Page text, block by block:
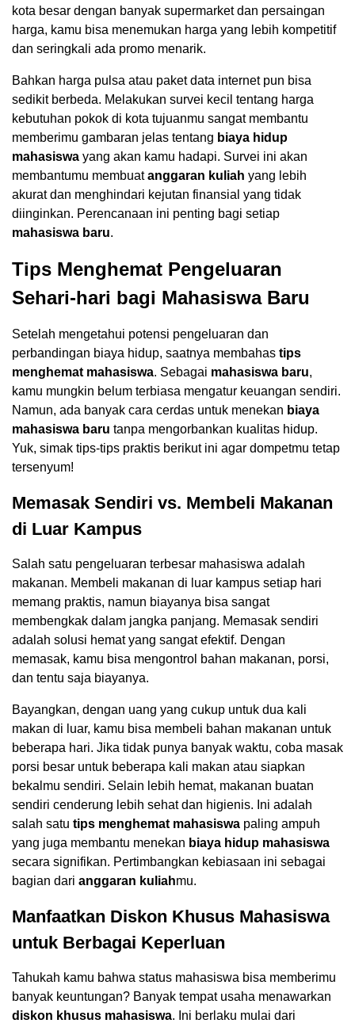
kota besar dengan banyak supermarket dan persaingan
harga, kamu bisa menemukan harga yang lebih kompetitif
dan seringkali ada promo menarik.
Bahkan harga pulsa atau paket data internet pun bisa
sedikit berbeda. Melakukan survei kecil tentang harga
kebutuhan pokok di kota tujuanmu sangat membantu
memberimu gambaran jelas tentang biaya hidup
mahasiswa yang akan kamu hadapi. Survei ini akan
membantumu membuatanggaran kuliah yang lebih
akurat dan menghindari kejutan finansial yang tidak
diinginkan. Perencanaan ini penting bagi setiap
mahasiswa baru.
Tips Menghemat Pengeluaran
Sehari-hari bagi Mahasiswa Baru
Setelah mengetahui potensi pengeluaran dan
perbandingan biaya hidup, saatnya membahas tips
menghemat mahasiswa. Sebagai mahasiswa baru,
kamu mungkin belum terbiasa mengatur keuangan sendiri.
Namun, ada banyak cara cerdas untuk menekan biaya
mahasiswa baru tanpa mengorbankan kualitas hidup.
Yuk, simak tips-tips praktis berikut ini agar dompetmu tetap
tersenyum!
Memasak Sendiri vs. Membeli Makanan
di Luar Kampus
Salah satu pengeluaran terbesar mahasiswa adalah
makanan. Membeli makanan di luar kampus setiap hari
memang praktis, namun biayanya bisa sangat
membengkak dalam jangka panjang. Memasak sendiri
adalah solusi hemat yang sangat efektif. Dengan
memasak, kamu bisa mengontrol bahan makanan, porsi,
dan tentu saja biayanya.
Bayangkan, dengan uang yang cukup untuk dua kali
makan di luar, kamu bisa membeli bahan makanan untuk
beberapa hari. Jika tidak punya banyak waktu, coba masak
porsi besar untuk beberapa kali makan atau siapkan
bekalmu sendiri. Selain lebih hemat, makanan buatan
sendiri cenderung lebih sehat dan higienis. Ini adalah
salah satu tips menghemat mahasiswa paling ampuh
yang juga membantu menekan biaya hidup mahasiswa
secara signifikan. Pertimbangkan kebiasaan ini sebagai
bagian dari anggaran kuliahmu.
Manfaatkan Diskon Khusus Mahasiswa
untuk Berbagai Keperluan
Tahukah kamu bahwa status mahasiswa bisa memberimu
banyak keuntungan? Banyak tempat usaha menawarkan
diskon khusus mahasiswa. Ini berlaku mulai dari